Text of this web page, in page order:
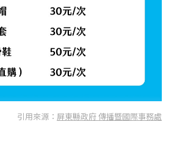
引用來源： 屏東縣政府 傳播暨國際事務處